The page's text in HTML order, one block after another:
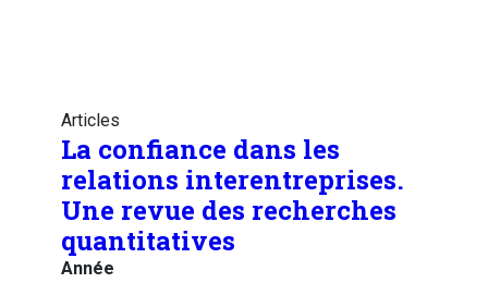
Articles
La confiance dans les
relations interentreprises.
Une revue des recherches
quantitatives
Année